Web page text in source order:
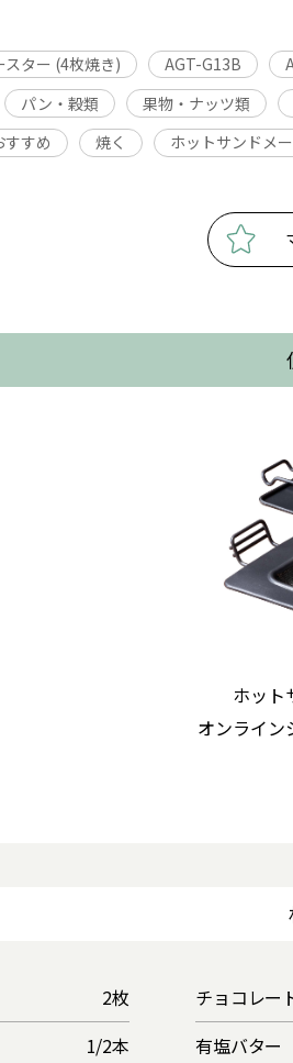
ター (4枚焼き) AGT-G13B
パン・穀類 果物・ナッツ類
すすめ 焼く ホットサンドメ
ホット
オンライン
2枚
1/2本
チョコレー
有塩バター